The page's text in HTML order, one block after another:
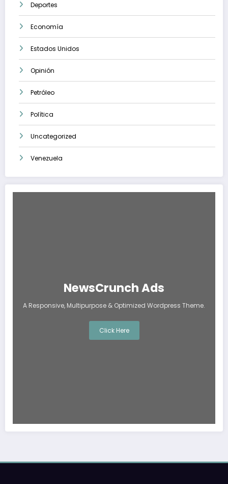
Deportes
Economía
Estados Unidos
Opinión
Petróleo
Política
Uncategorized
Venezuela
NewsCrunch Ads
A Responsive, Multipurpose & Optimized Wordpress Theme.
Click Here